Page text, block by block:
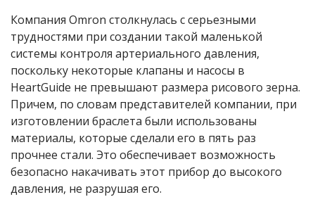
Компания Omron столкнулась с серьезными
трудностями при создании такой маленькой
системы контроля артериального давления,
поскольку некоторые клапаны и насосы в
HeartGuide не превышают размера рисового зерна.
Причем, по словам представителей компании, при
изготовлении браслета были использованы
материалы, которые сделали его в пять раз
прочнее стали. Это обеспечивает возможность
безопасно накачивать этот прибор до высокого
давления, не разрушая его.